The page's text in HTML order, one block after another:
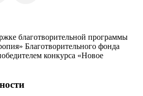
благотворительной программы
Благотворительного фонда
конкурса «Новое